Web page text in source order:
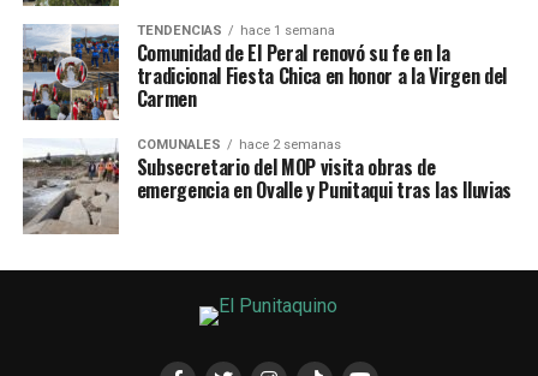
TENDENCIAS hace 1 semana
Comunidad de El Peral renovó su fe en la
tradicional Fiesta Chica en honor a la Virgen del
Carmen
COMUNALES hace 2 semanas
Subsecretario del MOP visita obras de
emergencia en Ovalle y Punitaqui tras las lluvias